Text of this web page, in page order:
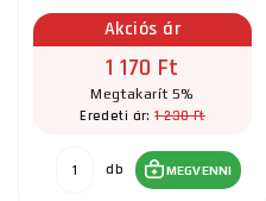
Akciós ár
1 170 Ft
Megtakarít 5%
Eredeti ár:1 230 Ft
db MEGVENNI